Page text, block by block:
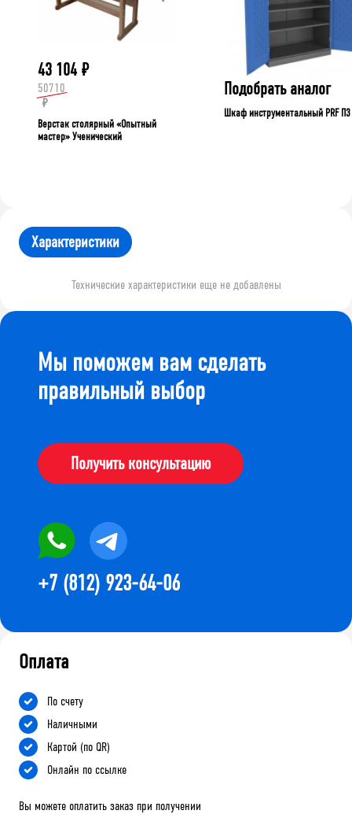
43 104 ₽
50710
₽
Верстак столярный «Опытный
мастер» Ученический
Подобрать аналог
Шкаф инструментальный PRF П3
Характеристики
Технические характеристики еще не добавлены
Мы поможем вам сделать
правильный выбор
Получить консультацию
+7 (812) 923-64-06
Оплата
По счету
Наличными
Картой (по QR)
Онлайн по ссылке
Вы можете оплатить заказ при получении